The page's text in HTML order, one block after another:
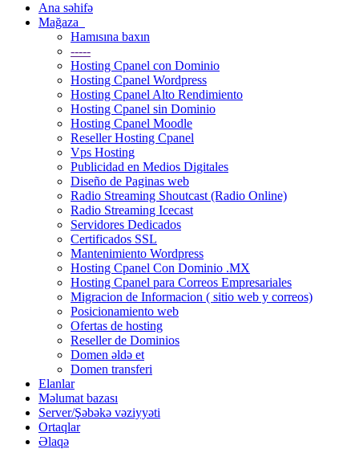
Ana səhifə
Mağaza
Hamısına baxın
-----
Hosting Cpanel con Dominio
Hosting Cpanel Wordpress
Hosting Cpanel Alto Rendimiento
Hosting Cpanel sin Dominio
Hosting Cpanel Moodle
Reseller Hosting Cpanel
Vps Hosting
Publicidad en Medios Digitales
Diseño de Paginas web
Radio Streaming Shoutcast (Radio Online)
Radio Streaming Icecast
Servidores Dedicados
Certificados SSL
Mantenimiento Wordpress
Hosting Cpanel Con Dominio .MX
Hosting Cpanel para Correos Empresariales
Migracion de Informacion ( sitio web y correos)
Posicionamiento web
Ofertas de hosting
Reseller de Dominios
Domen əldə et
Domen transferi
Elanlar
Məlumat bazası
Server/Şəbəkə vəziyyəti
Ortaqlar
Əlaqə